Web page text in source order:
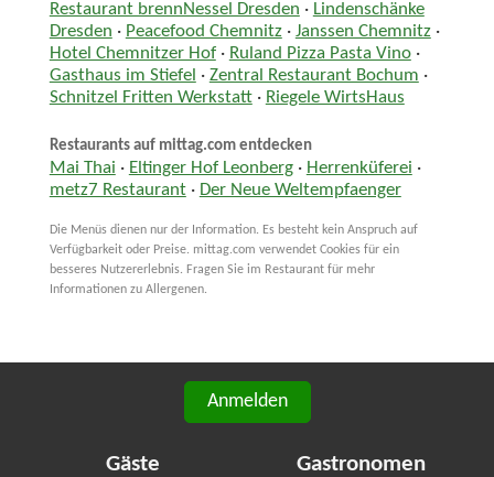
Restaurant brennNessel Dresden · Lindenschänke
Dresden · Peacefood Chemnitz· Janssen Chemnitz·
Hotel Chemnitzer Hof· Ruland Pizza Pasta Vino·
Gasthaus im Stiefel · Zentral Restaurant Bochum ·
Schnitzel Fritten Werkstatt· Riegele WirtsHaus
Restaurants auf mittag.com entdecken
Mai Thai · Eltinger Hof Leonberg· Herrenküferei ·
metz7 Restaurant· Der Neue Weltempfaenger
Die Menüs dienen nur der Information. Es besteht kein Anspruch auf
Verfügbarkeit oder Preise. mittag.com verwendet Cookies für ein
besseres Nutzererlebnis. Fragen Sie im Restaurant für mehr
Informationen zu Allergenen.
Anmelden
Gäste Gastronomen